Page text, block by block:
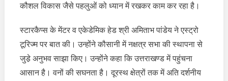
कौशल विकास जैसे पहलुओं को ध्यान में रखकर काम कर रहा है।
स्टारकैप्स के मेंटर व एकेडेमिक हेड श्री अमिताभ पांडेय ने एस्ट्रो
टूरिज्म पर बात की। उन्होंने कौसानी में नक्षत्र सभा की स्थापना से
जुडे़ अनुभव साझा किए। उन्होंने कहा कि उत्तराखण्ड में पहुंचना
आसान है। वनों की सघनता है। दूरस्थ क्षेत्रों तक में अति दर्शनीय